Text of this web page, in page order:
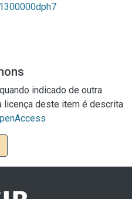
indicado de outra
licença deste item é descrita